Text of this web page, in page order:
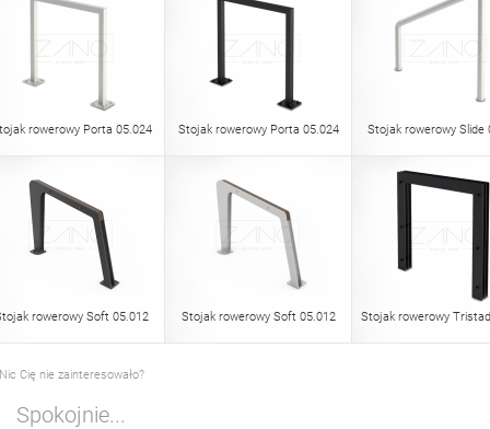
rowerowy Porta 05.024 Stojak rowerowy Porta 05.024 Stojak rowerowy Slide
rowerowy Soft 05.012 Stojak rowerowy Soft 05.012 Stojak rowerowy
Cię nie zainteresowało?
Spokojnie...